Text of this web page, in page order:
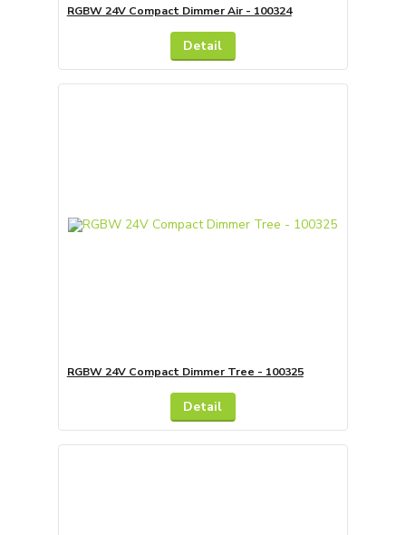
RGBW 24V Compact Dimmer Air - 100324
Detail
RGBW 24V Compact Dimmer Tree - 100325
Detail